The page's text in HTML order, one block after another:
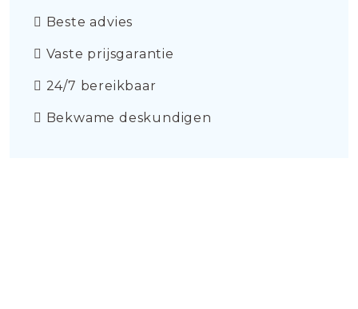
Beste advies
Vaste prijsgarantie
24/7 bereikbaar
Bekwame deskundigen